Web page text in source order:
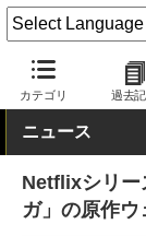
カテゴリ 過去
MANGA Watch エ
ニュース
Netflixシリー
ガ」の原作